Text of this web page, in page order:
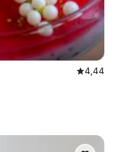
4,44